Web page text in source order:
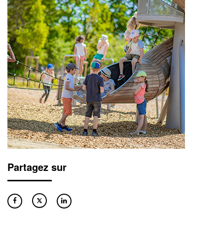
Partagez sur